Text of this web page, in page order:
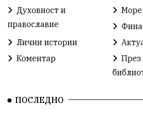
Разрушеното бомбоубежище
Избори 2026
едрогабаритни отпадъци
Духовност и
православие
Море
Лични истории
Коментар
През
ПОСЛЕДНО